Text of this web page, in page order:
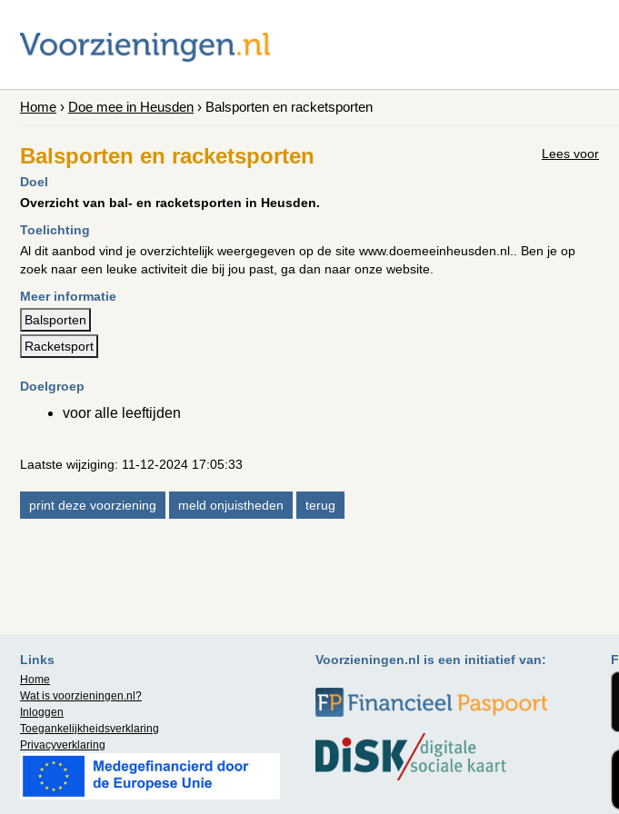
Home › Doe mee in Heusden › Balsporten en racketsporten
Lees voor
Balsporten en racketsporten
Doel
Overzicht van bal- en racketsporten in Heusden.
Toelichting
Al dit aanbod vind je overzichtelijk weergegeven op de site www.doemeeinheusden.nl.. Ben je op
zoek naar een leuke activiteit die bij jou past, ga dan naar onze website.
Meer informatie
Balsporten
Racketsport
Doelgroep
voor alle leeftijden
Laatste wijziging: 11-12-2024 17:05:33
Links
Home
Wat is voorzieningen.nl ?
Inloggen
Toegankelijkheidsverklaring
Privacyverklaring
Voorzieningen.nl is een initiatief van: